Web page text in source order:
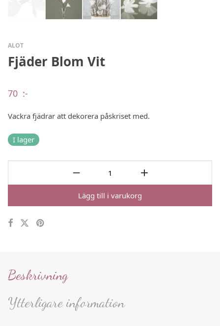
ALOT
Fjäder Blom Vit
70 :-
Vackra fjädrar att dekorera påskriset med.
I lager
Lägg till i varukorg
Beskrivning
Ytterligare information